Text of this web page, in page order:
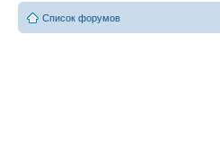
Список форумов